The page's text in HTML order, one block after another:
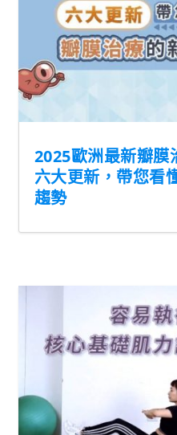
2025歐洲最新瓣膜
六大更新，帶您看
趨勢